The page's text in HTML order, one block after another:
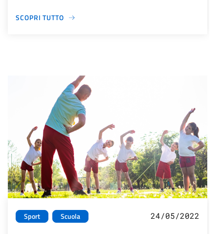
SCOPRI TUTTO
Sport Scuola 24/05/2022